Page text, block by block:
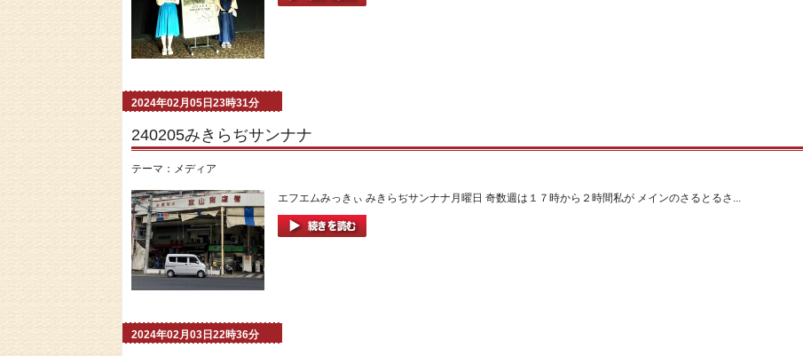
2024年02月05日23時31分
240205みきらぢサンナナ
テーマ： メディア
エフエムみっきぃ みきらぢサンナナ月曜日 奇数週は１７時から２時間私が メインのさるとるさ...
2024年02月03日22時36分